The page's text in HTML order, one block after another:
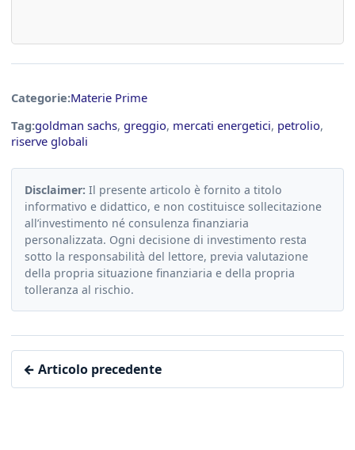
Categorie:Materie Prime
Tag:goldman sachs, greggio, mercati energetici, petrolio,
riserve globali
Disclaimer: Il presente articolo è fornito a titolo
informativo e didattico, e non costituisce sollecitazione
all’investimento né consulenza finanziaria
personalizzata. Ogni decisione di investimento resta
sotto la responsabilità del lettore, previa valutazione
della propria situazione finanziaria e della propria
tolleranza al rischio.
← Articolo precedente